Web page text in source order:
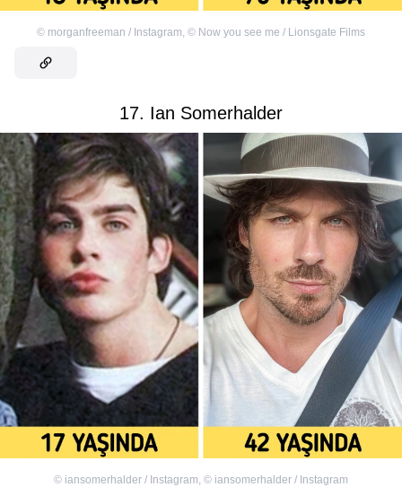
© morganfreeman / Instagram, © Now you see me / Lionsgate Films
17. Ian Somerhalder
© iansomerhalder / Instagram, © iansomerhalder / Instagram